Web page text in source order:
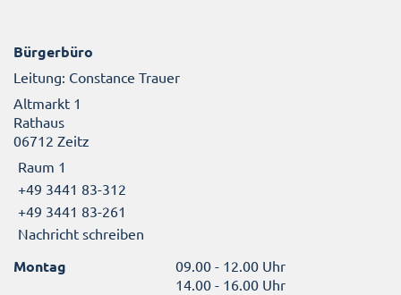
Bürgerbüro
Leitung: Constance Trauer
Altmarkt 1
Rathaus
06712 Zeitz
Raum 1
+49 3441 83-312
+49 3441 83-261
Nachricht schreiben
Montag
09.00 - 12.00 Uhr
14.00 - 16.00 Uhr